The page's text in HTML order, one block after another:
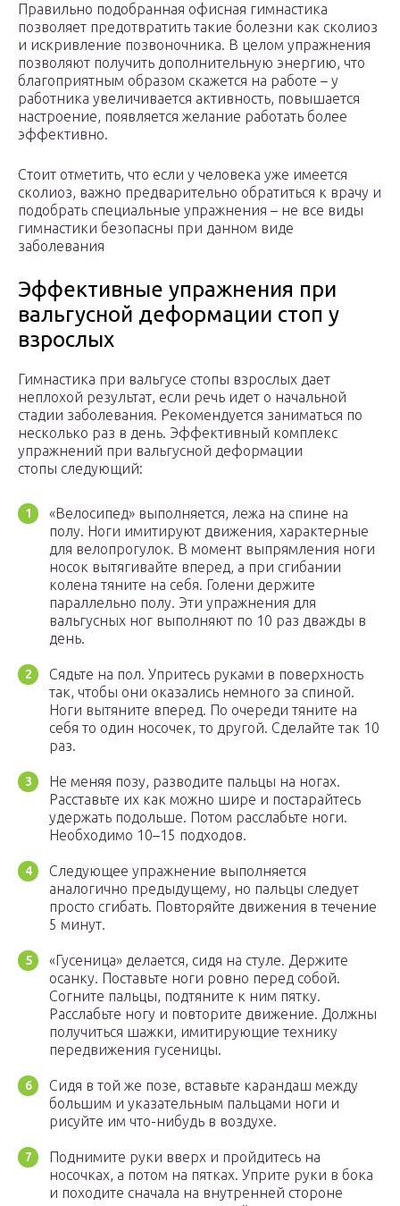
Правильно подобранная офисная гимнастика
позволяет предотвратить такие болезни как сколиоз
и искривление позвоночника. В целом упражнения
позволяют получить дополнительную энергию, что
благоприятным образом скажется на работе – у
работника увеличивается активность, повышается
настроение, появляется желание работать более
эффективно.
Стоит отметить, что если у человека уже имеется
сколиоз, важно предварительно обратиться к врачу и
подобрать специальные упражнения – не все виды
гимнастики безопасны при данном виде
заболевания
Эффективные упражнения при
вальгусной деформации стоп у
взрослых
Гимнастика при вальгусе стопы взрослых дает
неплохой результат, если речь идет о начальной
стадии заболевания. Рекомендуется заниматься по
несколько раз в день. Эффективный комплекс
упражнений при вальгусной деформации
стопы следующий:
«Велосипед» выполняется, лежа на спине на
полу. Ноги имитируют движения, характерные
для велопрогулок. В момент выпрямления ноги
носок вытягивайте вперед, а при сгибании
колена тяните на себя. Голени держите
параллельно полу. Эти упражнения для
вальгусных ног выполняют по 10 раз дважды в
день.
Сядьте на пол. Упритесь руками в поверхность
так, чтобы они оказались немного за спиной.
Ноги вытяните вперед. По очереди тяните на
себя то один носочек, то другой. Сделайте так 10
раз.
Не меняя позу, разводите пальцы на ногах.
Расставьте их как можно шире и постарайтесь
удержать подольше. Потом расслабьте ноги.
Необходимо 10–15 подходов.
Следующее упражнение выполняется
аналогично предыдущему, но пальцы следует
просто сгибать. Повторяйте движения в течение
5 минут.
«Гусеница» делается, сидя на стуле. Держите
осанку. Поставьте ноги ровно перед собой.
Согните пальцы, подтяните к ним пятку.
Расслабьте ногу и повторите движение. Должны
получиться шажки, имитирующие технику
передвижения гусеницы.
Сидя в той же позе, вставьте карандаш между
большим и указательным пальцами ноги и
рисуйте им что-нибудь в воздухе.
Поднимите руки вверх и пройдитесь на
носочках, а потом на пятках. Уприте руки в бока
и походите сначала на внутренней стороне